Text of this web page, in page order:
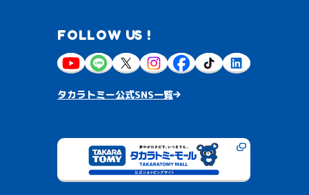
FOLLOW US !
タカラトミー公式SNS一覧